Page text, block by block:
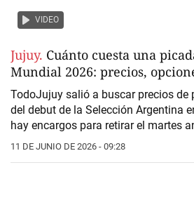
VIDEO
Jujuy. Cuánto cuesta una
Mundial 2026: precios,
TodoJujuy salió a buscar precios de
del debut de la Selección Argentina
hay encargos para retirar el martes
11 DE JUNIO DE 2026 - 09:28